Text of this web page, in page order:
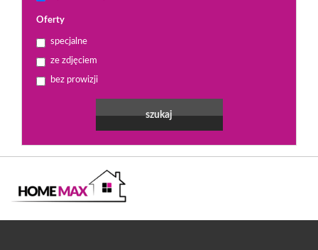
Oferty
specjalne
ze zdjęciem
bez prowizji